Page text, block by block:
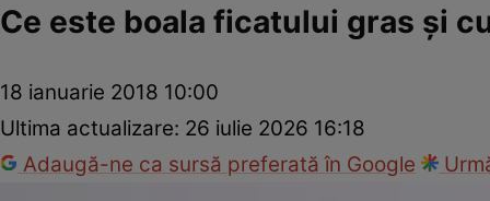
Ce este boala ficatului gras şi
18 ianuarie 2018 10:00
Ultima actualizare: 26 iulie 2026 16:18
Adaugă-ne ca sursă preferată în Google